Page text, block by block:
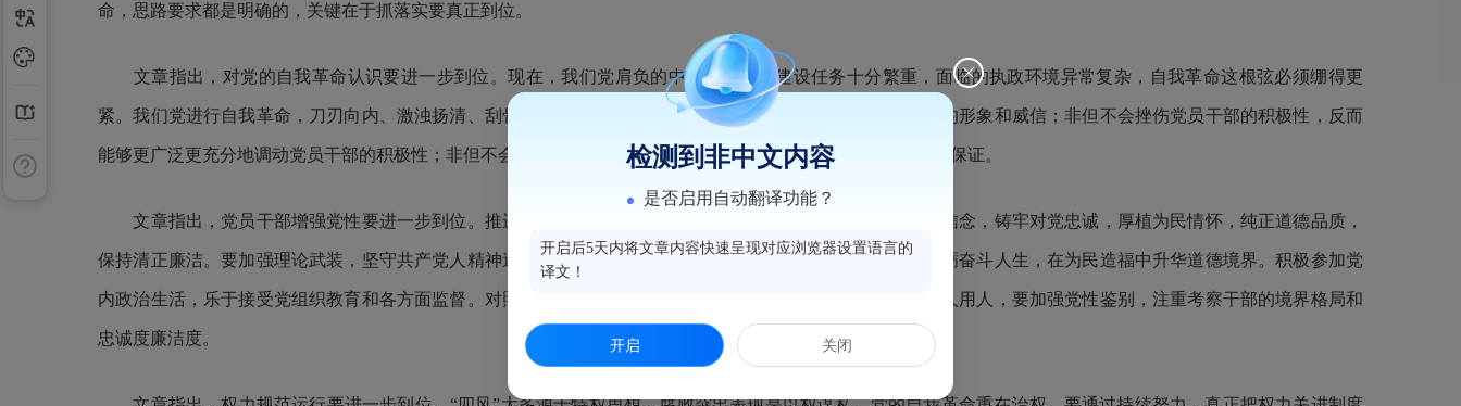
命，思路要求都是明确的，关键在于抓落实要真正到位。
文章指出，对党的自我革命认识要进一步到位。现在，我们党肩负的中国式现代化建设任务十分繁重，面临的执政环境异常复杂，自我革命这根弦必须绷得更
紧。我们党进行自我革命，刀刃向内、激浊扬清、刮骨疗毒，非但不会影响党的形象和威信，反而能够提高党的形象和威信；非但不会挫伤党员干部的积极性，反而
能够更广泛更充分地调动党员干部的积极性；非但不会影响经济社会发展，反而能够为高质量发展提供坚强政治保证。
文章指出，党员干部增强党性要进一步到位。推进自我革命，必须固本培元、增强党性。重点是坚定理想信念，铸牢对党忠诚，厚植为民情怀，纯正道德品质，
保持清正廉洁。要加强理论武装，坚守共产党人精神追求。积极投身中国式现代化建设实践，在干事创业中磨砺奋斗人生，在为民造福中升华道德境界。积极参加党
内政治生活，乐于接受党组织教育和各方面监督。对照正反典型进行自我省察，以内无妄思保证外无妄动。选人用人，要加强党性鉴别，注重考察干部的境界格局和
忠诚度廉洁度。
检测到非中文内容
是否启用自动翻译功能？
开启后5天内将文章内容快速呈现对应浏览器设置语言的
译文！
开启 关闭